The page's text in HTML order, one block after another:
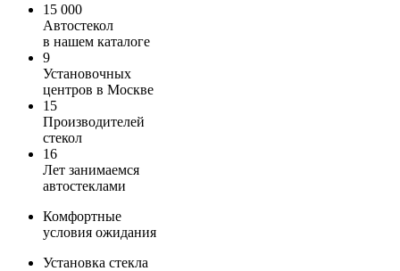
15 000
Автостекол
в нашем каталоге
9
Установочных
центров в Москве
15
Производителей
стекол
16
Лет занимаемся
автостеклами
Комфортные
условия ожидания
Установка стекла